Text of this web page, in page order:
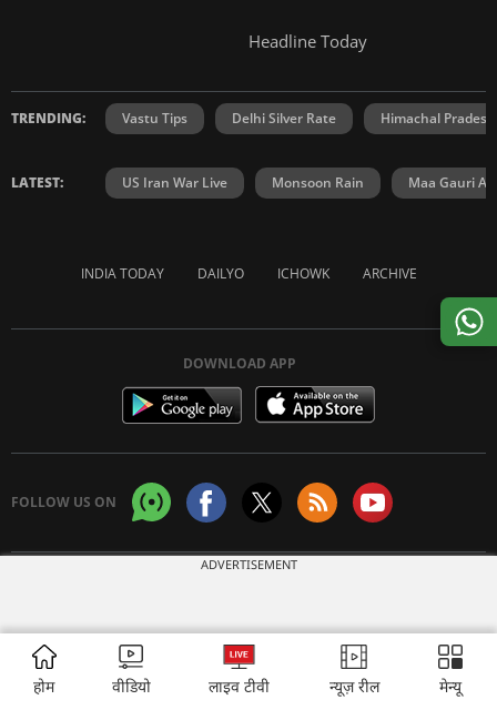
Headline Today
TRENDING: Vastu Tips Delhi Silver Rate Himachal
LATEST: US Iran War Live Monsoon Rain Maa Gauri
INDIA TODAY DAILYO ICHOWK ARCHIVE
DOWNLOAD APP
FOLLOW US ON
ADVERTISEMENT
होम वीडियो लाइव टीवी न्यूज़ रील मेन्यू